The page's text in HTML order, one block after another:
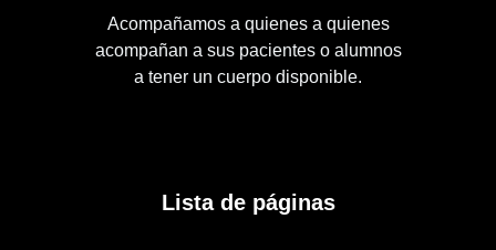
Acompañamos a quienes a quienes
acompañan a sus pacientes o alumnos
a tener un cuerpo disponible.
Lista de páginas